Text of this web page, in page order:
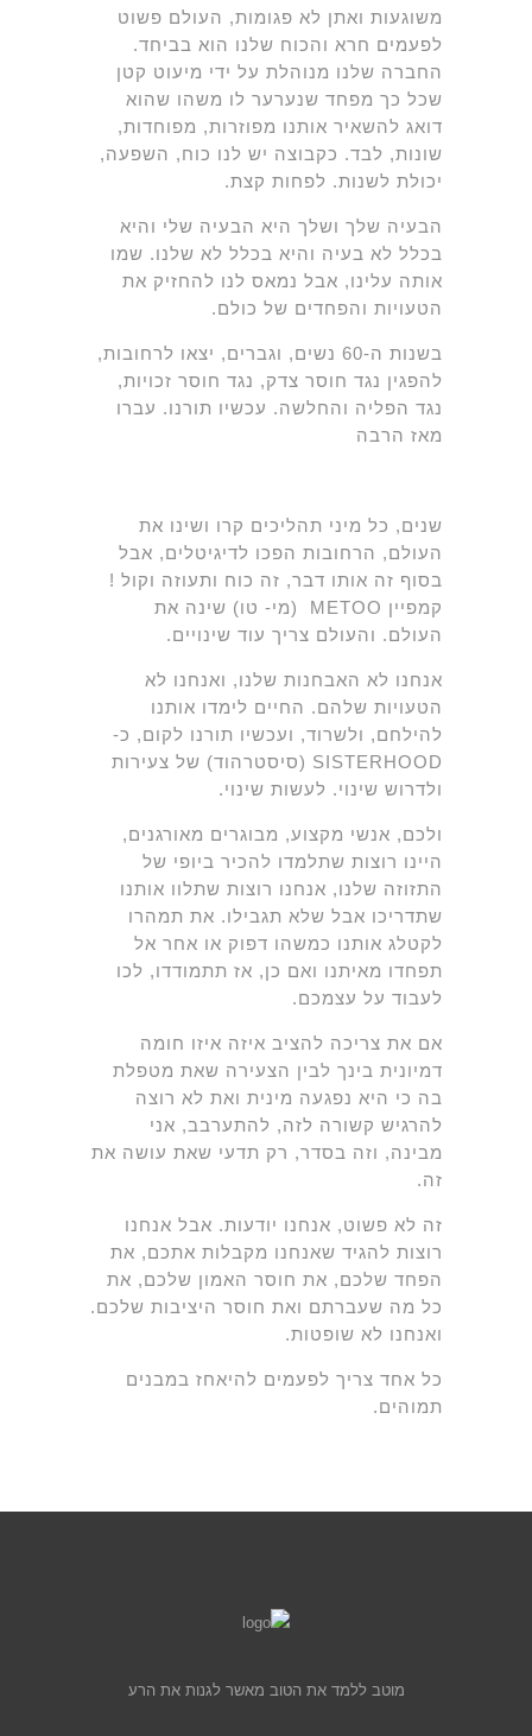
משוגעות ואתן לא פגומות, העולם פשוט
לפעמים חרא והכוח שלנו הוא בביחד.
החברה שלנו מנוהלת על ידי מיעוט קטן
שכל כך מפחד שנערער לו משהו שהוא
דואג להשאיר אותנו מפוזרות, מפוחדות,
שונות, לבד. כקבוצה יש לנו כוח, השפעה,
יכולת לשנות. לפחות קצת.
הבעיה שלך ושלך היא הבעיה שלי והיא
בכלל לא בעיה והיא בכלל לא שלנו. שמו
אותה עלינו, אבל נמאס לנו להחזיק את
הטעויות והפחדים של כולם.
בשנות ה-60 נשים, וגברים, יצאו לרחובות,
להפגין נגד חוסר צדק, נגד חוסר זכויות,
נגד הפליה והחלשה. עכשיו תורנו. עברו
מאז הרבה
שנים, כל מיני תהליכים קרו ושינו את
העולם, הרחובות הפכו לדיגיטלים, אבל
בסוף זה אותו דבר, זה כוח ותעוזה וקול !
קמפיין METOO (מי- טו) שינה את
העולם. והעולם צריך עוד שינויים.
אנחנו לא האבחנות שלנו, ואנחנו לא
הטעויות שלהם. החיים לימדו אותנו
להילחם, ולשרוד, ועכשיו תורנו לקום, כ-
SISTERHOOD (סיסטרהוד) של צעירות
ולדרוש שינוי. לעשות שינוי.
ולכם, אנשי מקצוע, מבוגרים מאורגנים,
היינו רוצות שתלמדו להכיר ביופי של
התזוזה שלנו, אנחנו רוצות שתלוו אותנו
שתדריכו אבל שלא תגבילו. את תמהרו
לקטלג אותנו כמשהו דפוק או אחר אל
תפחדו מאיתנו ואם כן, אז תתמודדו, לכו
לעבוד על עצמכם.
אם את צריכה להציב איזה איזו חומה
דמיונית בינך לבין הצעירה שאת מטפלת
בה כי היא נפגעה מינית ואת לא רוצה
להרגיש קשורה לזה, להתערבב, אני
מבינה, וזה בסדר, רק תדעי שאת עושה את
זה.
זה לא פשוט, אנחנו יודעות. אבל אנחנו
רוצות להגיד שאנחנו מקבלות אתכם, את
הפחד שלכם, את חוסר האמון שלכם, את
כל מה שעברתם ואת חוסר היציבות שלכם.
ואנחנו לא שופטות.
כל אחד צריך לפעמים להיאחז במבנים
תמוהים.
מוטב ללמד את הטוב מאשר לגנות את הרע